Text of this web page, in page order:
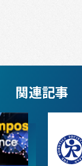
関連記事